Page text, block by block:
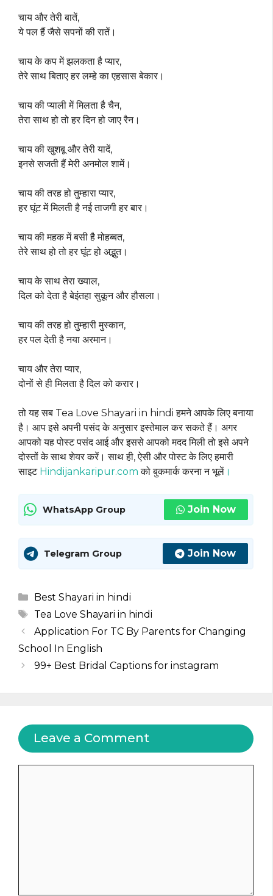
चाय और तेरी बातें,
ये पल हैं जैसे सपनों की रातें।
चाय के कप में झलकता है प्यार,
तेरे साथ बिताए हर लम्हे का एहसास बेकार।
चाय की प्याली में मिलता है चैन,
तेरा साथ हो तो हर दिन हो जाए रैन।
चाय की खुशबू और तेरी यादें,
इनसे सजती हैं मेरी अनमोल शामें।
चाय की तरह हो तुम्हारा प्यार,
हर घूंट में मिलती है नई ताजगी हर बार।
चाय की महक में बसी है मोहब्बत,
तेरे साथ हो तो हर घूंट हो अद्भुत।
चाय के साथ तेरा ख्याल,
दिल को देता है बेइंतहा सुकून और हौसला।
चाय की तरह हो तुम्हारी मुस्कान,
हर पल देती है नया अरमान।
चाय और तेरा प्यार,
दोनों से ही मिलता है दिल को करार।
तो यह सब Tea Love Shayari in hindi हमने आपके लिए बनाया
है। आप इसे अपनी पसंद के अनुसार इस्तेमाल कर सकते हैं। अगर
आपको यह पोस्ट पसंद आई और इससे आपको मदद मिली तो इसे अपने
दोस्तों के साथ शेयर करें। साथ ही, ऐसी और पोस्ट के लिए हमारी
साइट Hindijankaripur.com को बुकमार्क करना न भूलें ।
WhatsApp Group Join Now
Telegram Group Join Now
Categories
Best Shayari in hindi
Tags
Tea Love Shayari in hindi
Application For TC By Parents for Changing
School In English
99+ Best Bridal Captions for instagram
Leave a Comment